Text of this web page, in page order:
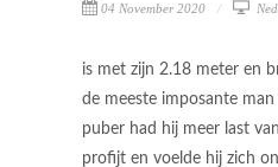
04 November 2020
is met zijn 2.18 meter en
de meeste imposante
puber had hij meer last
profijt en voelde hij zich